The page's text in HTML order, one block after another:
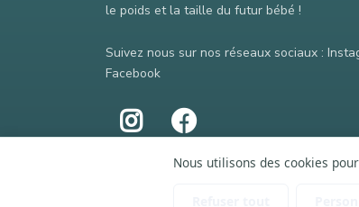
le poids et la taille du futur bébé !
Suivez nous sur nos réseaux sociaux :
Facebook
Nous utilisons des cookies